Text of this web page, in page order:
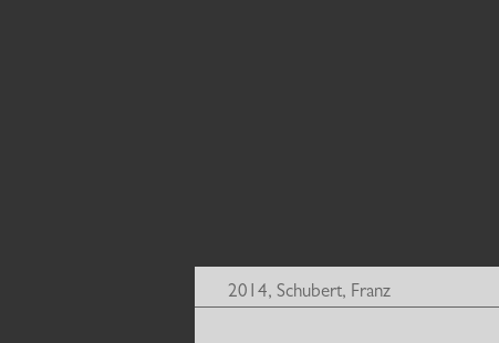
2014,Schubert, Franz